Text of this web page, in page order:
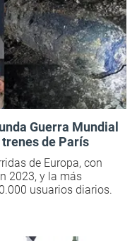
Guerra Mundial
de París
de Europa, con
2023, y la más
usuarios diarios.